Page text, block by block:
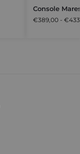
Console
€389,00 - €